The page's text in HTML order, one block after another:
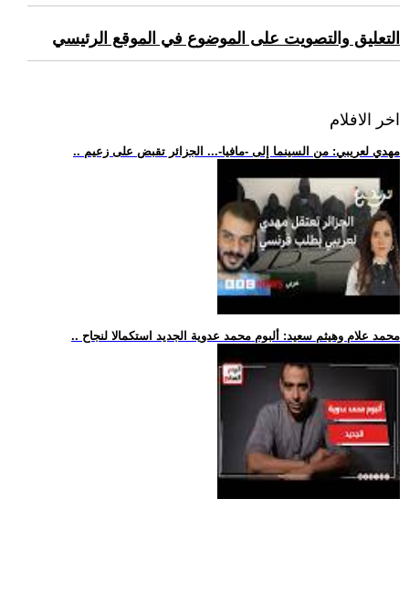
التعليق والتصويت على الموضوع في الموقع الرئيسي
اخر الافلام
.. مهدي لعريبي: من السينما إلى -مافيا-... الجزائر تقبض على زعيم
.. محمد علام وهيثم سعيد: ألبوم محمد عدوية الجديد استكمالا لنجاح